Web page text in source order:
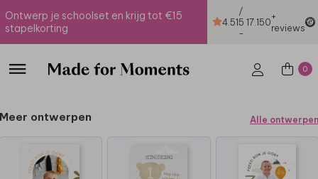
Ontwerp je schoolset en krijg tot €15
stapelkorting
4.51
/
5
-
17.150+
reviews
0
Meer ontwerpen Alle ontwerpen